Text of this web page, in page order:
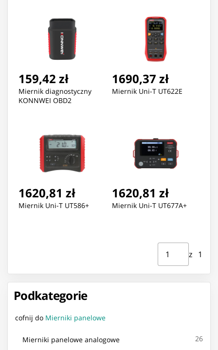
Podkategorie
cofnij do Mierniki panelowe
Mierniki panelowe analogowe 26
159,42 zł
Miernik diagnostyczny
KONNWEI OBD2
1690,37 zł
Miernik Uni-T UT622E
1620,81 zł
Miernik Uni-T UT586+
1620,81 zł
Miernik Uni-T UT677A+
Strona ⁨1⁩ z ⁨1⁩
z ⁨1⁩
Przejdź do strony